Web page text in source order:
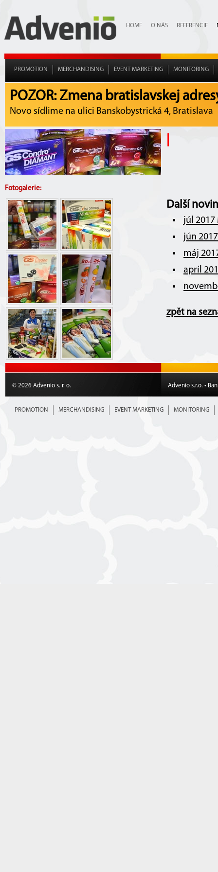
HOME O NÁS REFERENCIE
PROMOTION MERCHANDISING EVENT MARKETING MONITORING
POZOR: Zmena bratislavskej
Novo sídlime na ulici Banskobystrická 4, Bratislava
Fotogalerie:
Další
júl 2017
jún
máj
apríl
zpět na
© 2026 Advenio s. r. o. Advenio s.r.o. •
PROMOTION MERCHANDISING EVENT MARKETING MONITORING